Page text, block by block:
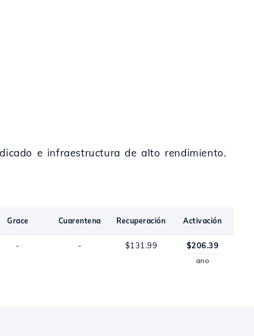
e infraestructura de alto rendimiento.
Grace Cuarentena Recuperación Activación
- - $131.99 $206.39
ano